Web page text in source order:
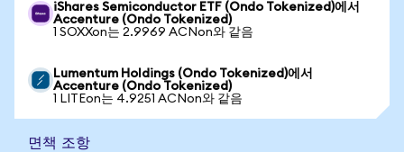
iShares Semiconductor ETF (Ondo Tokenized)에서
Accenture (Ondo Tokenized)
1 SOXXon는 2.9969 ACNon와 같음
Lumentum Holdings (Ondo Tokenized)에서
Accenture (Ondo Tokenized)
1 LITEon는 4.9251 ACNon와 같음
면책 조항